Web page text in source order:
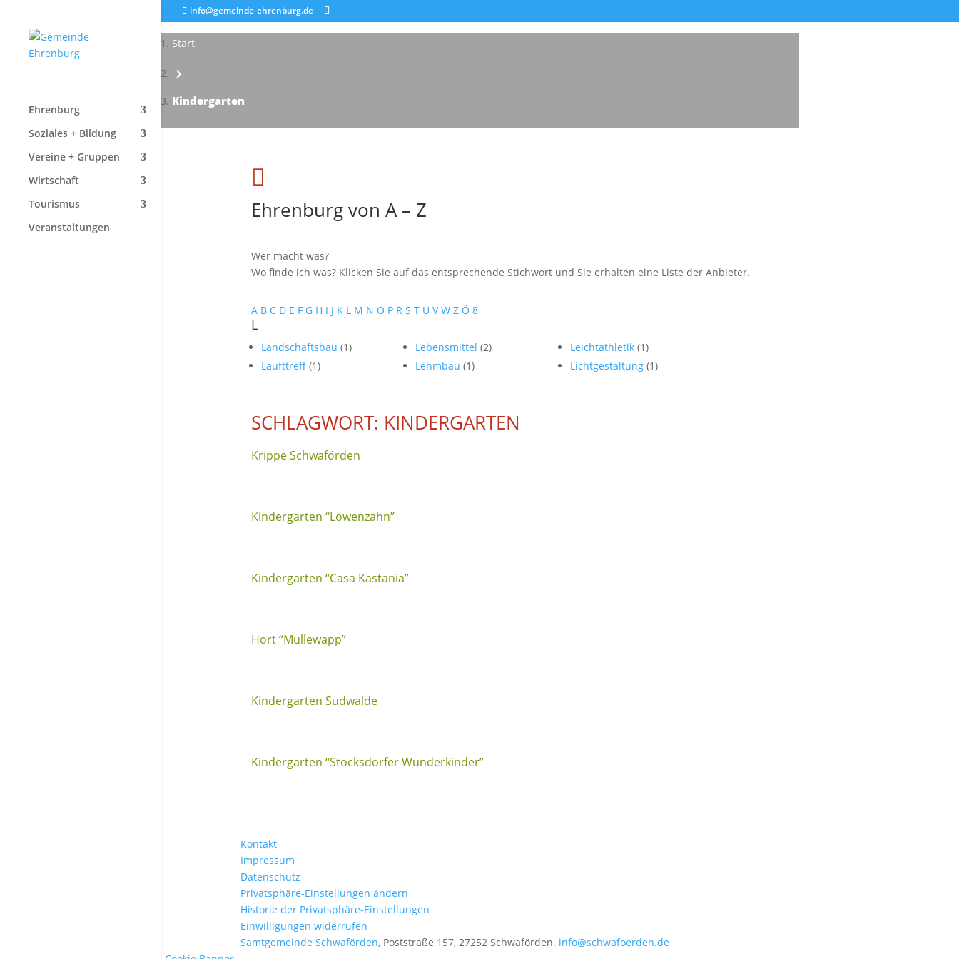
info@gemeinde-ehrenburg.de
Ehrenburg
Soziales + Bildung
Vereine + Gruppen
Wirtschaft
Tourismus
Veranstaltungen
Start
›
Kindergarten

Ehrenburg von A – Z
Wer macht was?
Wo finde ich was? Klicken Sie auf das entsprechende Stichwort und Sie erhalten eine Liste der Anbieter.
A B C D E F G H I J K L M N O P R S T U V W Z Ö 8
L
Landschaftsbau (1)
Laufttreff (1)
Lebensmittel(2)
Lehmbau(1)
Leichtathletik (1)
Lichtgestaltung (1)
SCHLAGWORT: KINDERGARTEN
Krippe Schwaförden
Kindergarten “Löwenzahn”
Kindergarten “Casa Kastania”
Hort “Mullewapp”
Kindergarten Sudwalde
Kindergarten “Stocksdorfer Wunderkinder”
Kontakt
Impressum
Datenschutz
Privatsphäre-Einstellungen ändern
Historie der Privatsphäre-Einstellungen
Einwilligungen widerrufen
Samtgemeinde Schwaförden, Poststraße 157, 27252 Schwaförden. info@schwafoerden.de